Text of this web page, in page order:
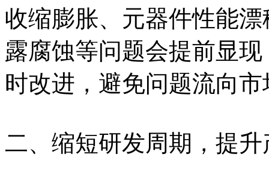
收缩膨胀、元器件性能
露腐蚀等问题会提前显
时改进，避免问题流向市
二、缩短研发周期，提